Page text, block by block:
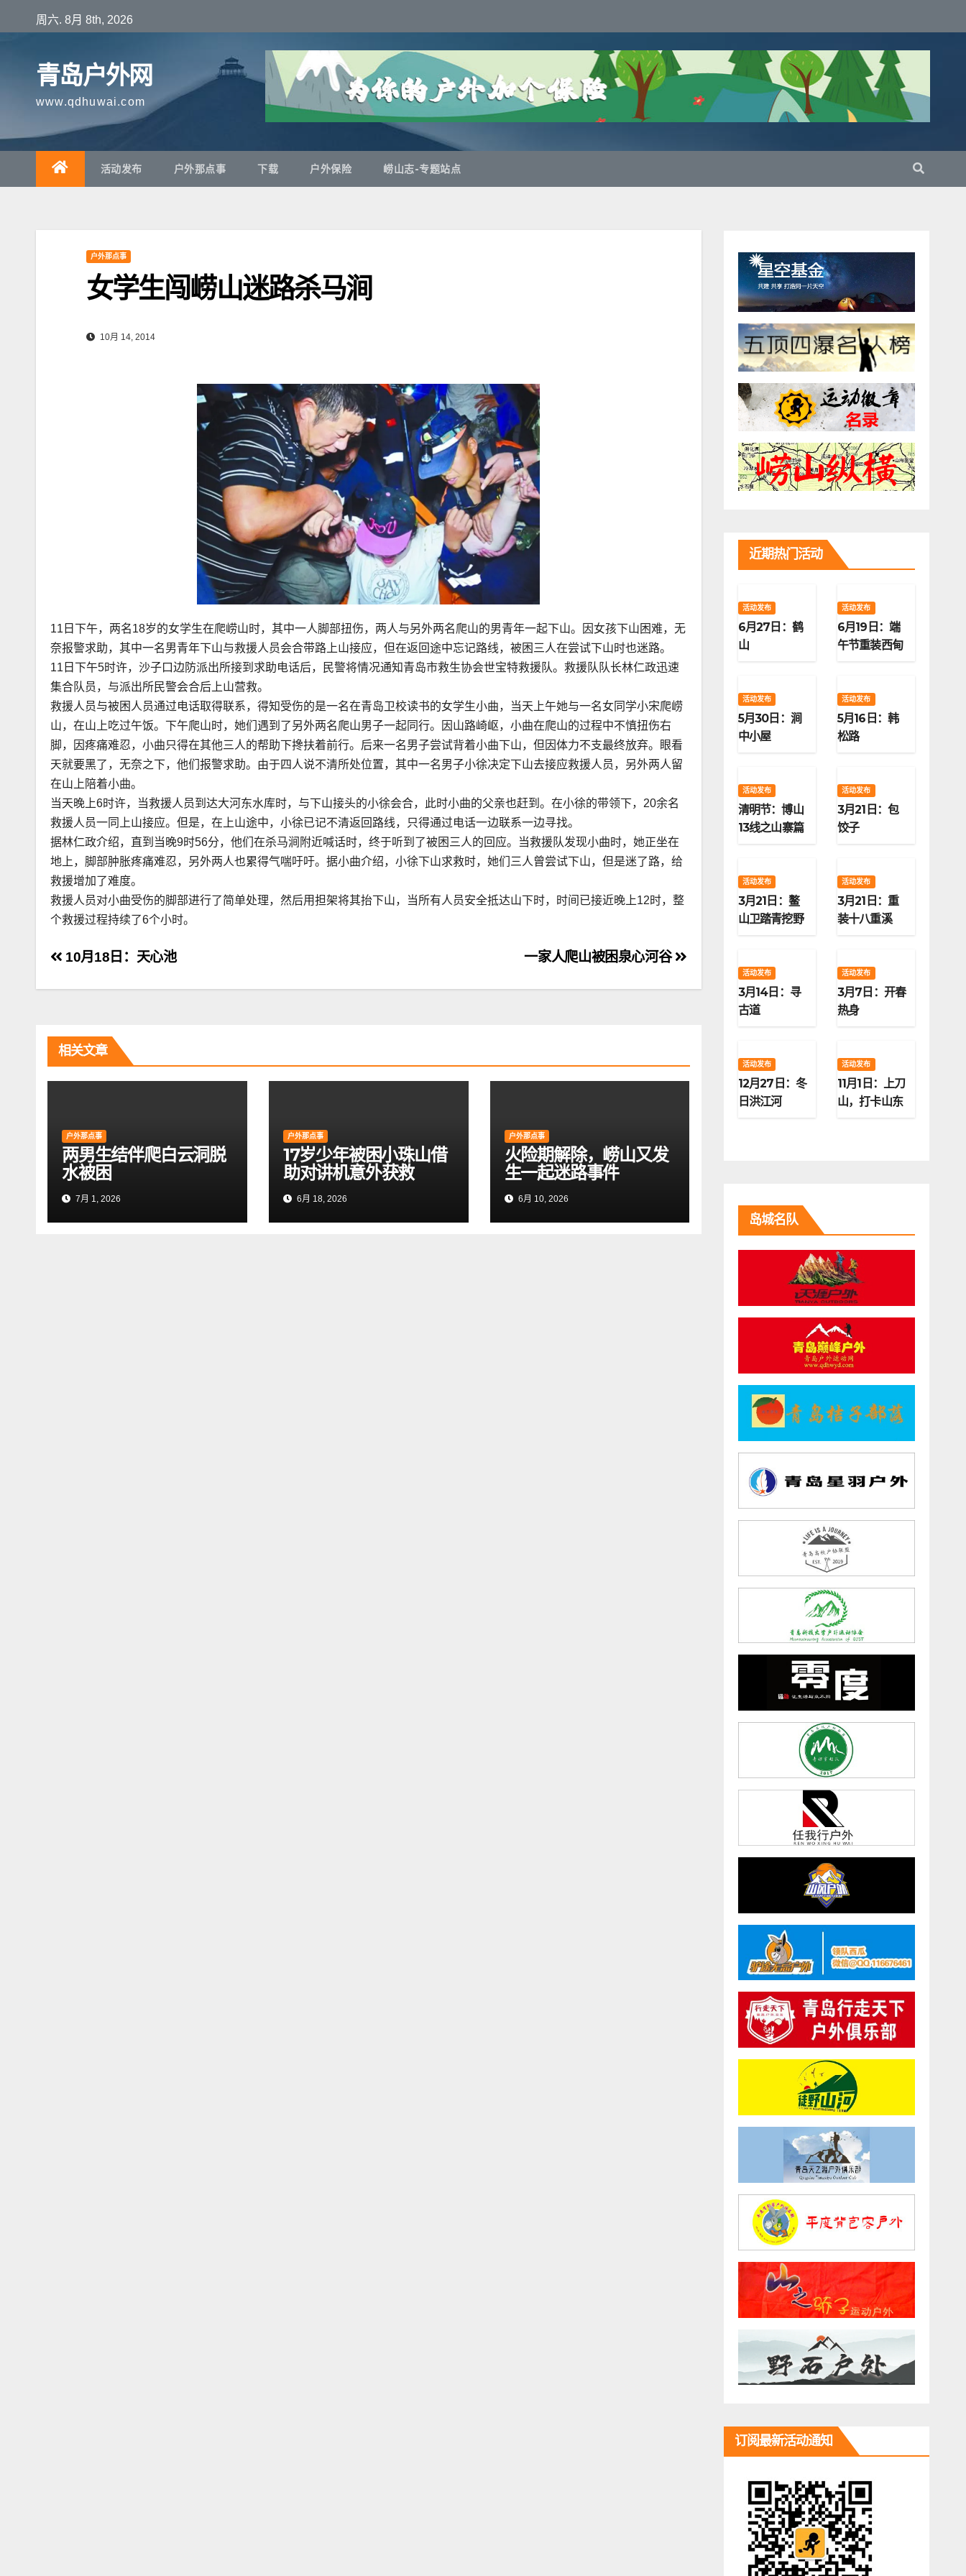
至
周六. 8月 8th, 2026
青岛户外网
www.qdhuwai.com
活动发布 户外那点事 下载 户外保险 崂山志-专题站点
户外那点事
女学生闯崂山迷路杀马涧
10月 14, 2014
11日下午，两名18岁的女学生在爬崂山时，其中一人脚部扭伤，两人与另外两名爬山的男青年一起下山。因女孩下山困难，无
奈报警求助，其中一名男青年下山与救援人员会合带路上山接应，但在返回途中忘记路线，被困三人在尝试下山时也迷路。
11日下午5时许，沙子口边防派出所接到求助电话后，民警将情况通知青岛市救生协会世宝特救援队。救援队队长林仁政迅速
集合队员，与派出所民警会合后上山营救。
救援人员与被困人员通过电话取得联系，得知受伤的是一名在青岛卫校读书的女学生小曲，当天上午她与一名女同学小宋爬崂
山，在山上吃过午饭。下午爬山时，她们遇到了另外两名爬山男子一起同行。因山路崎岖，小曲在爬山的过程中不慎扭伤右
脚，因疼痛难忍，小曲只得在其他三人的帮助下搀扶着前行。后来一名男子尝试背着小曲下山，但因体力不支最终放弃。眼看
天就要黑了，无奈之下，他们报警求助。由于四人说不清所处位置，其中一名男子小徐决定下山去接应救援人员，另外两人留
在山上陪着小曲。
当天晚上6时许，当救援人员到达大河东水库时，与下山接头的小徐会合，此时小曲的父亲也赶到。在小徐的带领下，20余名
救援人员一同上山接应。但是，在上山途中，小徐已记不清返回路线，只得通过电话一边联系一边寻找。
据林仁政介绍，直到当晚9时56分，他们在杀马涧附近喊话时，终于听到了被困三人的回应。当救援队发现小曲时，她正坐在
地上，脚部肿胀疼痛难忍，另外两人也累得气喘吁吁。据小曲介绍，小徐下山求救时，她们三人曾尝试下山，但是迷了路，给
救援增加了难度。
救援人员对小曲受伤的脚部进行了简单处理，然后用担架将其抬下山，当所有人员安全抵达山下时，时间已接近晚上12时，整
个救援过程持续了6个小时。
文
章
航
一家人爬山被困泉心河谷
10月18日：天心池
相关文章
户外那点事
两男生结伴爬白云洞脱
水被困
7月 1, 2026
户外那点事
17岁少年被困小珠山借
助对讲机意外获救
6月 18, 2026
户外那点事
火险期解除，崂山又发
生一起迷路事件
6月 10, 2026
近期热门活动
活动发布
6月27日：鹤
山
活动发布
6月19日：端
午节重装西甸
活动发布
5月30日：涧
中小屋
活动发布
5月16日：韩
松路
活动发布
清明节：博山
13线之山寨篇
活动发布
3月21日：包
饺子
活动发布
3月21日：鳌
山卫踏青挖野
活动发布
3月21日：重
装十八重溪
活动发布
3月14日：寻
古道
活动发布
3月7日：开春
热身
活动发布
12月27日：冬
日洪江河
活动发布
11月1日：上刀
山，打卡山东
岛城名队
订阅最新活动通知